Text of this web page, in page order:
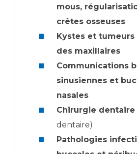
mous,
crêtes osseuses
Kystes et
des maxillaires
Communications
sinusiennes et
nasales
Chirurgie dentaire
dentaire)
Pathologies